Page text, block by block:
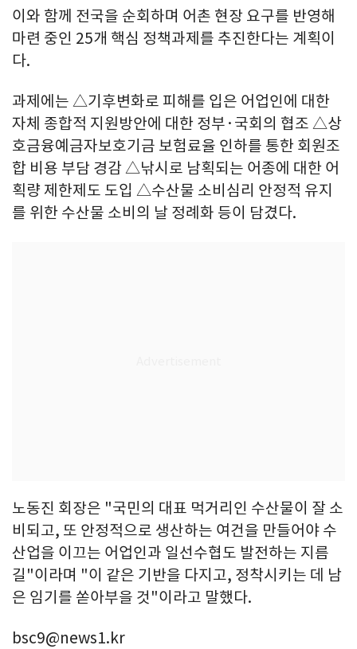
이와 함께 전국을 순회하며 어촌 현장 요구를 반영해
마련 중인 25개 핵심 정책과제를 추진한다는 계획이
다.
과제에는 △기후변화로 피해를 입은 어업인에 대한
자체 종합적 지원방안에 대한 정부·국회의 협조 △상
호금융예금자보호기금 보험료율 인하를 통한 회원조
합 비용 부담 경감 △낚시로 남획되는 어종에 대한 어
획량 제한제도 도입 △수산물 소비심리 안정적 유지
를 위한 수산물 소비의 날 정례화 등이 담겼다.
노동진 회장은 "국민의 대표 먹거리인 수산물이 잘 소
비되고, 또 안정적으로 생산하는 여건을 만들어야 수
산업을 이끄는 어업인과 일선수협도 발전하는 지름
길"이라며 "이 같은 기반을 다지고, 정착시키는 데 남
은 임기를 쏟아부을 것"이라고 말했다.
bsc9@news1.kr